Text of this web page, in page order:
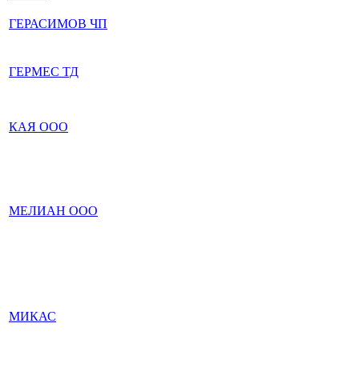
ГЕРАСИМОВ ЧП
ГЕРМЕС ТД
КАЯ ООО
МЕЛИАН ООО
МИКАС